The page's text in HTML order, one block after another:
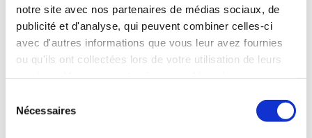
notre site avec nos partenaires de médias sociaux, de
publicité et d'analyse, qui peuvent combiner celles-ci
avec d'autres informations que vous leur avez fournies
ou qu'ils ont collectées lors de votre utilisation de leurs
Nécessaires
ESPACE
L’ESA confie à Thales Alenia Space l’étude de la